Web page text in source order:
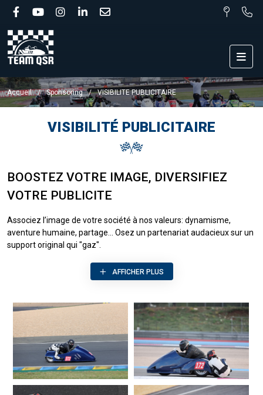
Accueil Sponsoring VISIBILITE PUBLICITAIRE
VISIBILITÉ PUBLICITAIRE
BOOSTEZ VOTRE IMAGE, DIVERSIFIEZ
VOTRE PUBLICITE
Associez l’image de votre société à nos valeurs: dynamisme,
aventure humaine, partage... Osez un partenariat audacieux sur un
support original qui "gaz".
Nos supports sont multiples : sides de vitesse et de rallye,
équipement pilote et passagers, camion, nos réseaux sociaux et
vidéos embarquées etc...
EMPLACEMENTS PUBLICITAIRES SUR
NOTRE F2
Possibilité de louer l'ensemble de notre SIDECAR F2 en le
AFFICHER PLUS